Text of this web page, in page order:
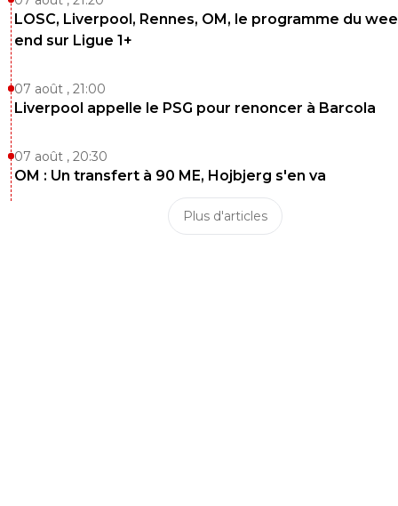
LOSC, Liverpool, Rennes, OM, le programme du
end sur Ligue 1+
07 août , 21:00
Liverpool appelle le PSG pour renoncer à Barcola
07 août , 20:30
OM : Un transfert à 90 ME, Hojbjerg s'en va
Plus d'articles